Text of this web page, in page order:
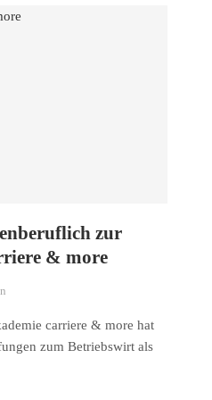
zur
& more
carriere & more hat
zum Betriebswirt als